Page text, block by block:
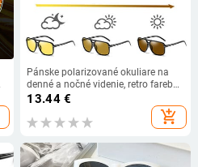
Pánske polarizované okuliare na
denné a nočné videnie, retro farebne
meniace sa štvorcové nadrozmerné
žlté okuliare, dámske módne
šoférske okuliare
13.44€
add_shopping_cart